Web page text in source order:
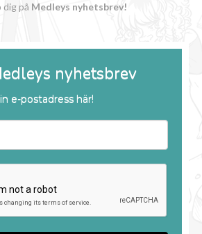
på Medleys nyhetsbrev!
nyhetsbrev
e-postadress här!